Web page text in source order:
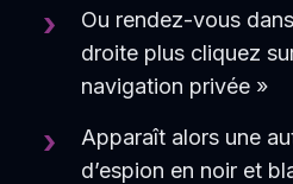
Ou rendez-vous
droite plus cliquez
navigation privée »
Apparaît alors une
d’espion en noir et